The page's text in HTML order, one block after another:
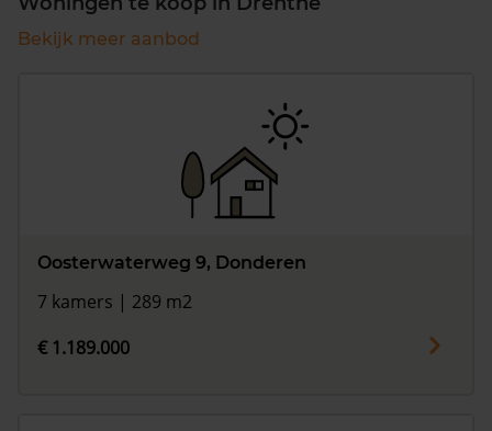
Bekijk meer aanbod
Oosterwaterweg 9, Donderen
7 kamers | 289 m2
€ 1.189.000